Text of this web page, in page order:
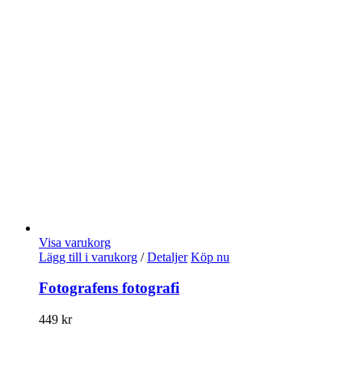
Visa varukorg
Lägg till i varukorg / Detaljer Köp nu
Fotografens fotografi
449 kr